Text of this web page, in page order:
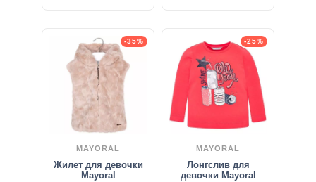
-35%
MAYORAL
Жилет для девочки
Mayoral
-25%
MAYORAL
Лонгслив для
девочки Mayoral